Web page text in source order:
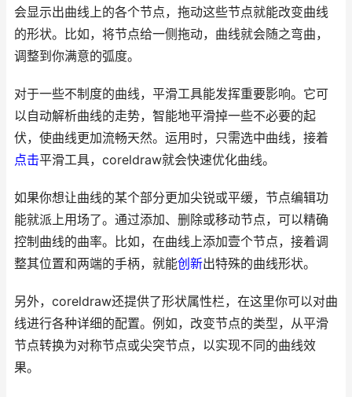
会显示出曲线上的各个节点，拖动这些节点就能改变曲线
的形状。比如，将节点给一侧拖动，曲线就会随之弯曲，
调整到你满意的弧度。
对于一些不制度的曲线，平滑工具能发挥重要影响。它可
以自动解析曲线的走势，智能地平滑掉一些不必要的起
伏，使曲线更加流畅天然。运用时，只需选中曲线，接着
点击平滑工具，coreldraw就会快速优化曲线。
如果你想让曲线的某个部分更加尖锐或平缓，节点编辑功
能就派上用场了。通过添加、删除或移动节点，可以精确
控制曲线的曲率。比如，在曲线上添加壹个节点，接着调
整其位置和两端的手柄，就能创新出特殊的曲线形状。
另外，coreldraw还提供了形状属性栏，在这里你可以对曲
线进行各种详细的配置。例如，改变节点的类型，从平滑
节点转换为对称节点或尖突节点，以实现不同的曲线效
果。